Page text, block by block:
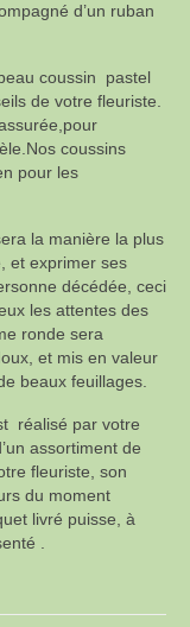
d’un ruban
coussin pastel
de votre fleuriste.
coussins
pour les
la manière la plus
et exprimer ses
décédée, ceci
les attentes des
ronde sera
et mis en valeur
beaux feuillages.
réalisé par votre
assortiment de
fleuriste, son
du moment
livré puisse, à
.